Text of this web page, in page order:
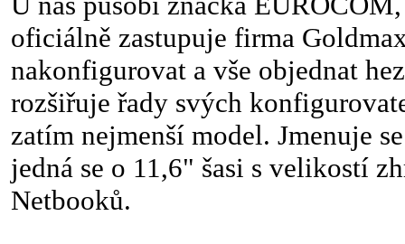
oficiálně zastupuje firma
nakonfigurovat a vše objednat
rozšiřuje řady svých
zatím nejmenší model. Jmenuje
jedná se o 11,6" šasi s velikostí
Netbooků.